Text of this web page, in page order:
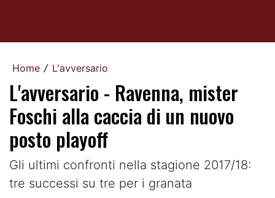
Home / L'avversario
L'avversario - Ravenna, mister
Foschi alla caccia di un nuovo
posto playoff
Gli ultimi confronti nella stagione 2017/18:
tre successi su tre per i granata